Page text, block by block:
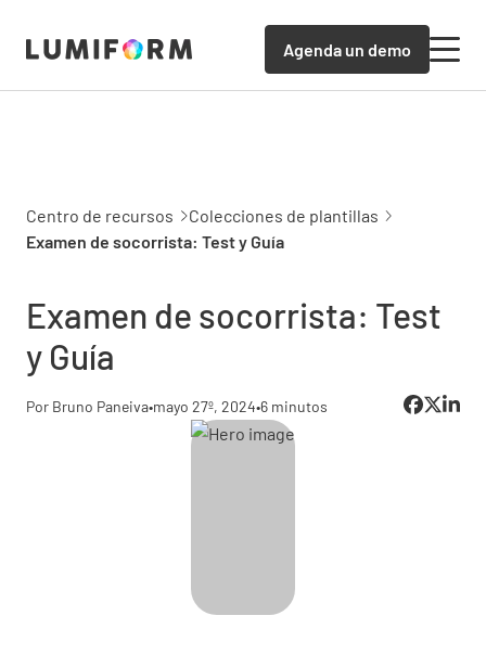
Agenda un demo
Centro de recursos
Colecciones de plantillas
Examen de socorrista: Test y Guía
Examen de socorrista: Test
y Guía
Por Bruno Paneiva•mayo 27º, 2024•6 minutos